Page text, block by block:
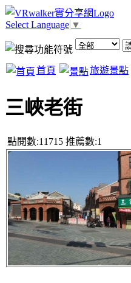
Select Language ▼
首頁 旅遊景點
三峽老街
點閱數:11715 推薦數:1